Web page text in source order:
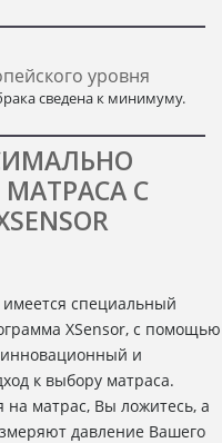
уровня
сведена к минимуму.
С
специальный
XSensor, с помощью
инновационный и
к выбору матраса.
матрас, Вы ложитесь, а
давление Вашего